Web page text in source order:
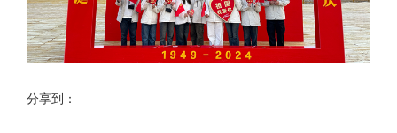
分享到：